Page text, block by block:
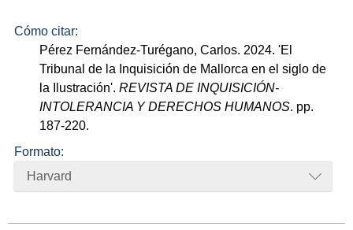
Cómo citar:
Pérez Fernández-Turégano, Carlos. 2024. 'El
Tribunal de la Inquisición de Mallorca en el siglo de
la Ilustración'.REVISTA DE INQUISICIÓN-
INTOLERANCIA Y DERECHOS HUMANOS. pp.
187-220.
Formato:
Harvard